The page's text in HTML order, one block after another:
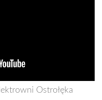
Ostrołęka